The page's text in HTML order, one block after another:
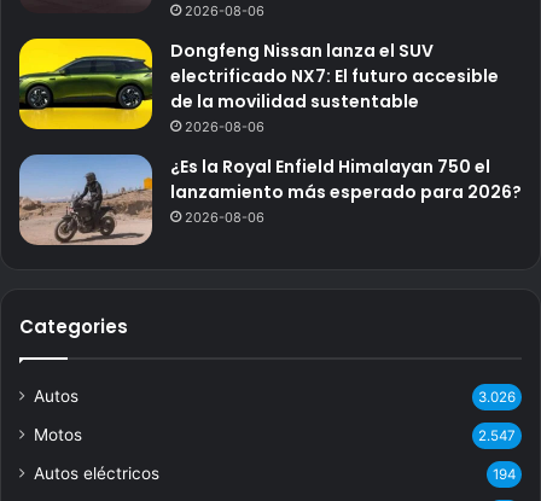
2026-08-06
Dongfeng Nissan lanza el SUV
electrificado NX7: El futuro accesible
de la movilidad sustentable
2026-08-06
¿Es la Royal Enfield Himalayan 750 el
lanzamiento más esperado para 2026?
2026-08-06
Categories
Autos 3.026
Motos 2.547
Autos eléctricos 194